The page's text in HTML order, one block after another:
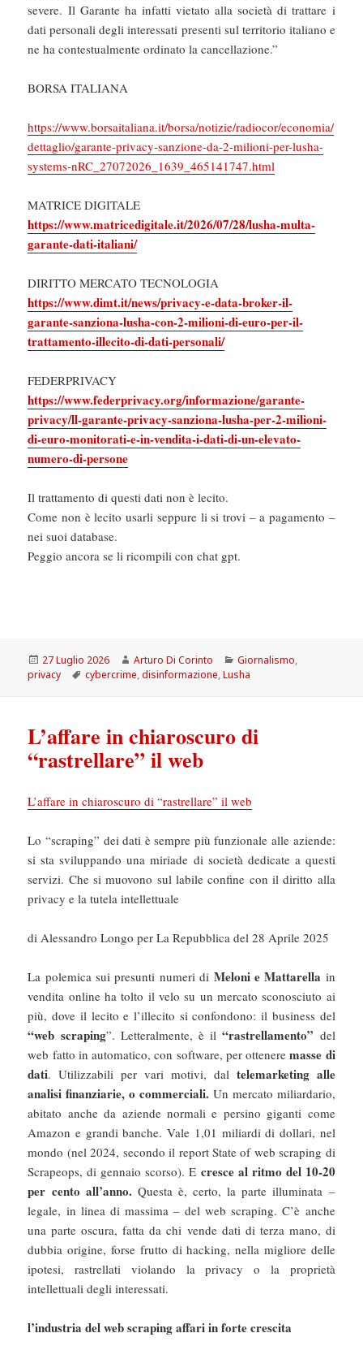
severe. Il Garante ha infatti vietato alla società di trattare i
dati personali degli interessati presenti sul territorio italiano e
ne ha contestualmente ordinato la cancellazione.”
BORSA ITALIANA
https://www.borsaitaliana.it/borsa/notizie/radiocor/economia/
dettaglio/garante-privacy-sanzione-da-2-milioni-per-lusha-
systems-nRC_27072026_1639_465141747.html
MATRICE DIGITALE
https://www.matricedigitale.it/2026/07/28/lusha-multa-
garante-dati-italiani/
DIRITTO MERCATO TECNOLOGIA
https://www.dimt.it/news/privacy-e-data-broker-il-
garante-sanziona-lusha-con-2-milioni-di-euro-per-il-
trattamento-illecito-di-dati-personali/
FEDERPRIVACY
https://www.federprivacy.org/informazione/garante-
privacy/ll-garante-privacy-sanziona-lusha-per-2-milioni-
di-euro-monitorati-e-in-vendita-i-dati-di-un-elevato-
numero-di-persone
Il trattamento di questi dati non è lecito.
Come non è lecito usarli seppure li si trovi – a pagamento –
nei suoi database.
Peggio ancora se li ricompili con chat gpt.
Scritto
il
27 Luglio 2026 Autore
Arturo Di Corinto Categorie
Giornalismo,
privacy
Tag
cybercrime,disinformazione,Lusha
L’affare in chiaroscuro di
“rastrellare” il web
L’affare in chiaroscuro di “rastrellare” il web
Lo “scraping” dei dati è sempre più funzionale alle aziende:
si sta sviluppando una miriade di società dedicate a questi
servizi. Che si muovono sul labile confine con il diritto alla
privacy e la tutela intellettuale
di Alessandro Longo per La Repubblica del 28 Aprile 2025
La polemica sui presunti numeri di Meloni e Mattarella in
vendita online ha tolto il velo su un mercato sconosciuto ai
più, dove il lecito e l’illecito si confondono: il business del
“web scraping”. Letteralmente, è il“rastrellamento” del
web fatto in automatico, con software, per ottenere masse di
dati. Utilizzabili per vari motivi, daltelemarketing alle
analisi finanziarie, o commerciali. Un mercato miliardario,
abitato anche da aziende normali e persino giganti come
Amazon e grandi banche. Vale 1,01 miliardi di dollari, nel
mondo (nel 2024, secondo il report State of web scraping di
Scrapeops, di gennaio scorso). E cresce al ritmo del 10-20
per cento all’anno. Questa è, certo, la parte illuminata –
legale, in linea di massima – del web scraping. C’è anche
una parte oscura, fatta da chi vende dati di terza mano, di
dubbia origine, forse frutto di hacking, nella migliore delle
ipotesi, rastrellati violando la privacy o la proprietà
intellettuali degli interessati.
l’industria del web scraping affari in forte crescita